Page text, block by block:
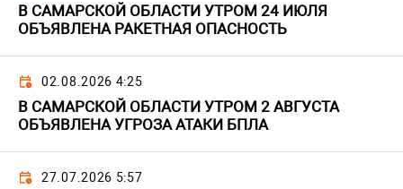
В САМАРСКОЙ ОБЛАСТИ УТРОМ 24 ИЮЛЯ
ОБЪЯВЛЕНА РАКЕТНАЯ ОПАСНОСТЬ
02.08.2026 4:25
В САМАРСКОЙ ОБЛАСТИ УТРОМ 2 АВГУСТА
ОБЪЯВЛЕНА УГРОЗА АТАКИ БПЛА
27.07.2026 5:57